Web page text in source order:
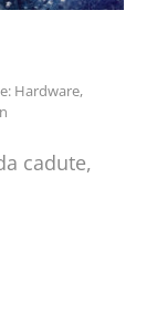
Hardware,
cadute,
di